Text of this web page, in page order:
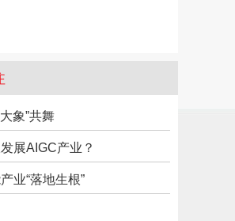
州
象”共舞
展AIGC产业？
业“落地生根”